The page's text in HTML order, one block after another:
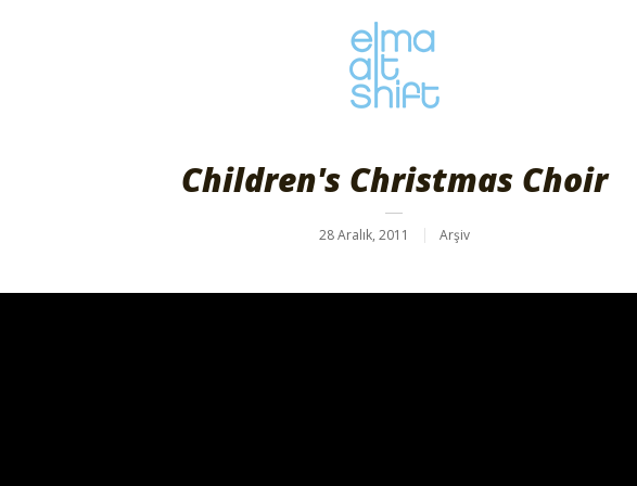
Children's Christmas Choir
28 Aralık, 2011 Arşiv